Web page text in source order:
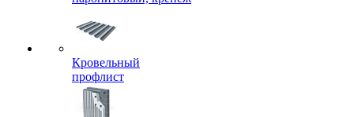
паронитовый, крепеж